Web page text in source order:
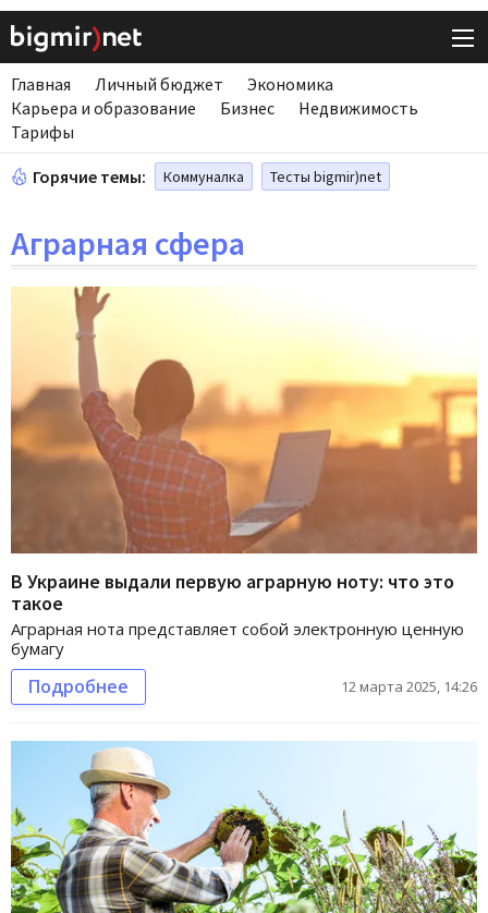
Главная Личный бюджет
Экономика
Карьера и образование
Бизнес
Недвижимость
Тарифы
Горячие темы: Коммуналка Тесты bigmir)net
Аграрная сфера
В Украине выдали первую аграрную ноту: что это
такое
Аграрная нота представляет собой электронную ценную
бумагу
Подробнее 12 марта 2025, 14:26